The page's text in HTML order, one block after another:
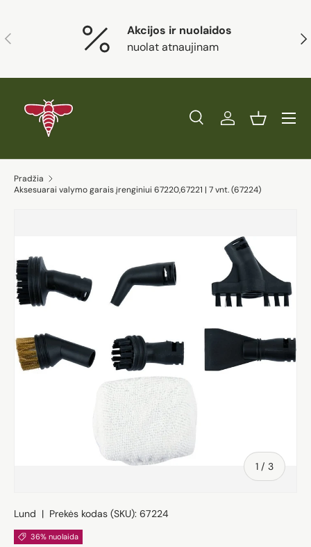
Ankstesnis
Akcijos ir nuolaidos
nuolat atnaujinam
Ieškoti
Prekės tipas
PaieškaPrisijungtiKrepšelis
Pradžia
Aksesuarai valymo garais įrenginiui 67220,67221 | 7 vnt. (67224)
1 / iš
3
Lund | Prekės kodas (SKU): 67224
36% nuolaida